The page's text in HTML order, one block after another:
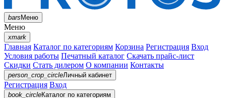
barsМеню
Меню
xmark
Главная Каталог по категориям Корзина Регистрация Вход
Условия работы Печатный каталог Скачать прайс-лист
Скидки Стать дилером О компании Контакты
person_crop_circleЛичный кабинет
Регистрация Вход
book_circleКаталог по категориям